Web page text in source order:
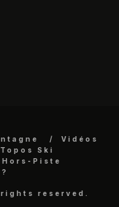
Vidéos
Topos Ski
Hors-Piste
reserved.